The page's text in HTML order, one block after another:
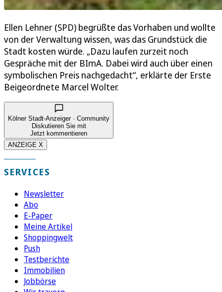
Ellen Lehner (SPD) begrüßte das Vorhaben und wollte
von der Verwaltung wissen, was das Grundstück die
Stadt kosten würde. „Dazu laufen zurzeit noch
Gespräche mit der BImA. Dabei wird auch über einen
symbolischen Preis nachgedacht“, erklärte der Erste
Beigeordnete Marcel Wolter.
Kölner Stadt-Anzeiger · Community
Diskutieren Sie mit
Jetzt kommentieren
ANZEIGE X
SERVICES
Newsletter
Abo
E-Paper
Meine Artikel
Shoppingwelt
Push
Testberichte
Immobilien
Jobbörse